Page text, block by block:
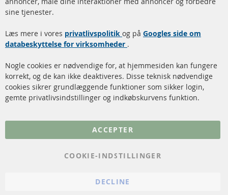
Dieselpartikelfilter (DPF)
rengøring
Katalysator (KAT)
Sensorer
FAQ
Betalingsmetoder
Kontakt
sine tjenester.
Læs mere i vores privatlivspolitik og på Googles side om
databeskyttelse for virksomheder .
Nogle cookies er nødvendige for, at hjemmesiden kan fungere
korrekt, og de kan ikke deaktiveres. Disse teknisk nødvendige
cookies sikrer grundlæggende funktioner som sikker login,
gemte privatlivsindstillinger og indkøbskurvens funktion.
ACCEPTER
COOKIE-INDSTILLINGER
DECLINE